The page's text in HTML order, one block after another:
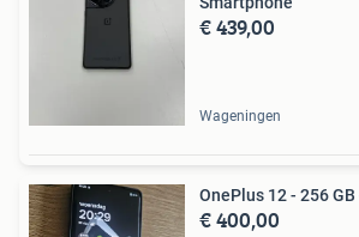
€ 439,00
Wageningen
OnePlus 12 - 256
€ 400,00